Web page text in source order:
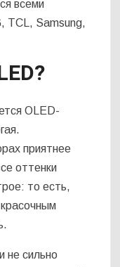
всеми
TCL, Samsung,
OLED-
приятнее
оттенки
то есть,
не сильно